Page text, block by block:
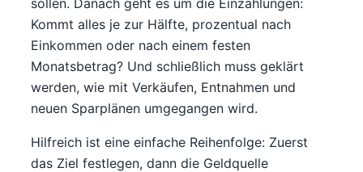
sollen. Danach geht es um die Einzahlungen:
Kommt alles je zur Hälfte, prozentual nach
Einkommen oder nach einem festen
Monatsbetrag? Und schließlich muss geklärt
werden, wie mit Verkäufen, Entnahmen und
neuen Sparplänen umgegangen wird.
Hilfreich ist eine einfache Reihenfolge: Zuerst
das Ziel festlegen, dann die Geldquelle